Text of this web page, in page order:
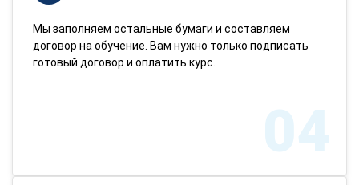
Мы заполняем остальные бумаги и составляем
договор на обучение. Вам нужно только подписать
готовый договор и оплатить курс.
04